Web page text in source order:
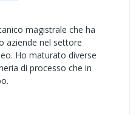
magistrale che ha
aziende nel settore
Ho maturato diverse
di processo che in